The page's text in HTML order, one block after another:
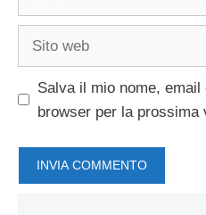
Salva il mio nome,
browser per la prossima